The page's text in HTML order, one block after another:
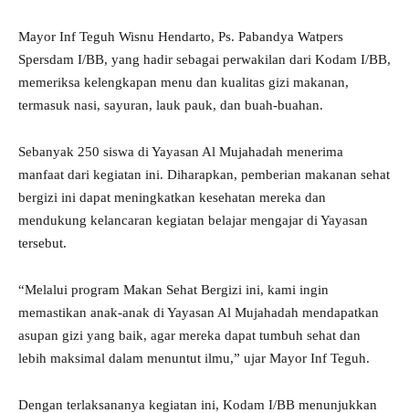
Mayor Inf Teguh Wisnu Hendarto, Ps. Pabandya Watpers
Spersdam I/BB, yang hadir sebagai perwakilan dari Kodam I/BB,
memeriksa kelengkapan menu dan kualitas gizi makanan,
termasuk nasi, sayuran, lauk pauk, dan buah-buahan.
Sebanyak 250 siswa di Yayasan Al Mujahadah menerima
manfaat dari kegiatan ini. Diharapkan, pemberian makanan sehat
bergizi ini dapat meningkatkan kesehatan mereka dan
mendukung kelancaran kegiatan belajar mengajar di Yayasan
tersebut.
“Melalui program Makan Sehat Bergizi ini, kami ingin
memastikan anak-anak di Yayasan Al Mujahadah mendapatkan
asupan gizi yang baik, agar mereka dapat tumbuh sehat dan
lebih maksimal dalam menuntut ilmu,” ujar Mayor Inf Teguh.
Dengan terlaksananya kegiatan ini, Kodam I/BB menunjukkan